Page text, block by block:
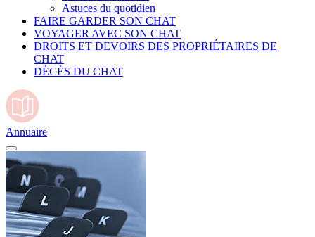
Astuces du quotidien
FAIRE GARDER SON CHAT
VOYAGER AVEC SON CHAT
DROITS ET DEVOIRS DES PROPRIÉTAIRES DE
CHAT
DÉCÈS DU CHAT
Annuaire